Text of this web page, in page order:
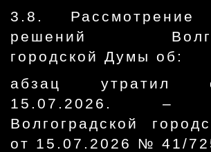
3.8. Рассмотрение
решений
городской Думы об:
абзац утратил
15.07.2026. –
Волгоградской
от 15.07.2026 № 41/